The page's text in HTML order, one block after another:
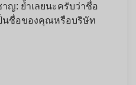
าญ: ย้ำเลยนะครับว่าชื่อ
ป็นชื่อของคุณหรือบริษัท